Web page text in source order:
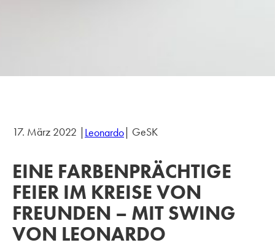
17. März 2022 |Leonardo| GeSK
EINE FARBENPRÄCHTIGE
FEIER IM KREISE VON
FREUNDEN – MIT SWING
VON LEONARDO